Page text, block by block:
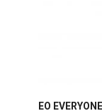
EO